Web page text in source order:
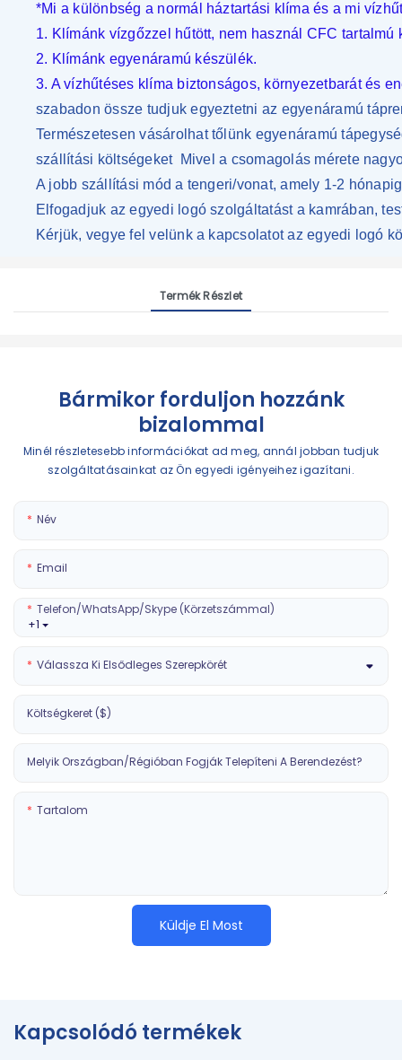
*Mi a különbség a normál háztartási klíma és a mi
1. Klímánk vízgőzzel hűtött, nem használ CFC
2. Klímánk egyenáramú készülék.
3. A vízhűtéses klíma biztonságos, környezetbarát és
szabadon össze tudjuk egyeztetni az egyenáramú
Természetesen vásárolhat tőlünk egyenáramú
szállítási költségeket Mivel a csomagolás mérete
A jobb szállítási mód a tengeri/vonat, amely 1-2
Elfogadjuk az egyedi logó szolgáltatást a kamrában,
Kérjük, vegye fel velünk a kapcsolatot az egyedi logó
Termék Részlet
Bármikor forduljon hozzánk
bizalommal
Minél részletesebb információkat ad meg, annál jobban tudjuk
szolgáltatásainkat az Ön egyedi igényeihez igazítani.
Név
Email
+1
Telefon/WhatsApp/Skype (körzetszámmal)
Válassza Ki Elsődleges Szerepkörét
Költségkeret ($)
Melyik Országban/régióban Fogják Telepíteni A Berendezést?
Tartalom
Küldje El Most
Kapcsolódó termékek